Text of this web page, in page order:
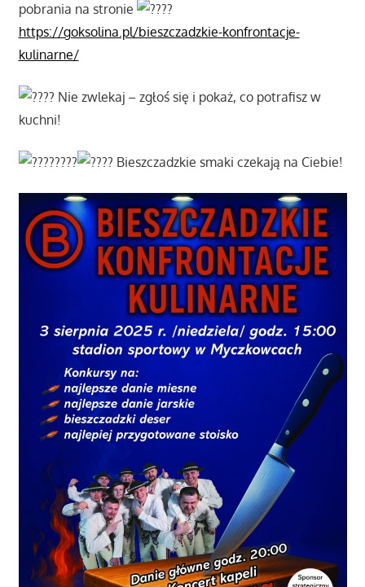
pobrania na stronie
https://goksolina.pl/bieszczadzkie-konfrontacje-
kulinarne/
Nie zwlekaj – zgłoś się i pokaż, co potrafisz w
kuchni!
Bieszczadzkie smaki czekają na Ciebie!